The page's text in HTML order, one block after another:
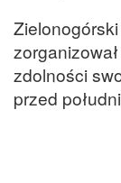
zdolności
przed